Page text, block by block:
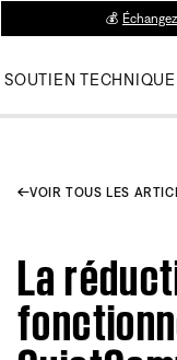
💰
SOUTIEN TECHNIQUE
VOIR TOUS LES
La